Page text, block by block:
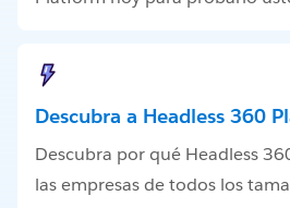
Descubra a Headless 360
Descubra por qué Headless
las empresas de todos los